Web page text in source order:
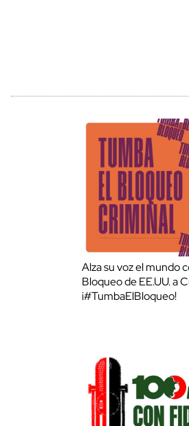
Alza su voz el mundo
Bloqueo de EE.UU. a
¡#TumbaElBloqueo!